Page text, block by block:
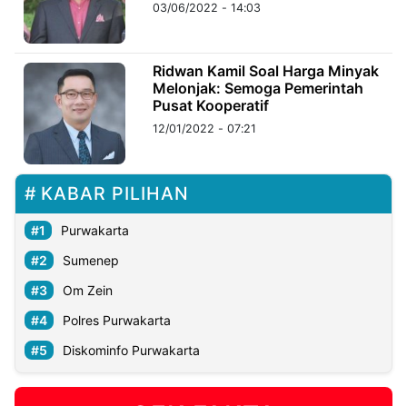
©
Kabarbaru.co
PT.
Kabarbaru
Media
Holding
03/06/2022 - 14:03
Ridwan Kamil Soal Harga Minyak
Melonjak: Semoga Pemerintah
Pusat Kooperatif
12/01/2022 - 07:21
KABAR PILIHAN
Purwakarta
Sumenep
Om Zein
Polres Purwakarta
Diskominfo Purwakarta